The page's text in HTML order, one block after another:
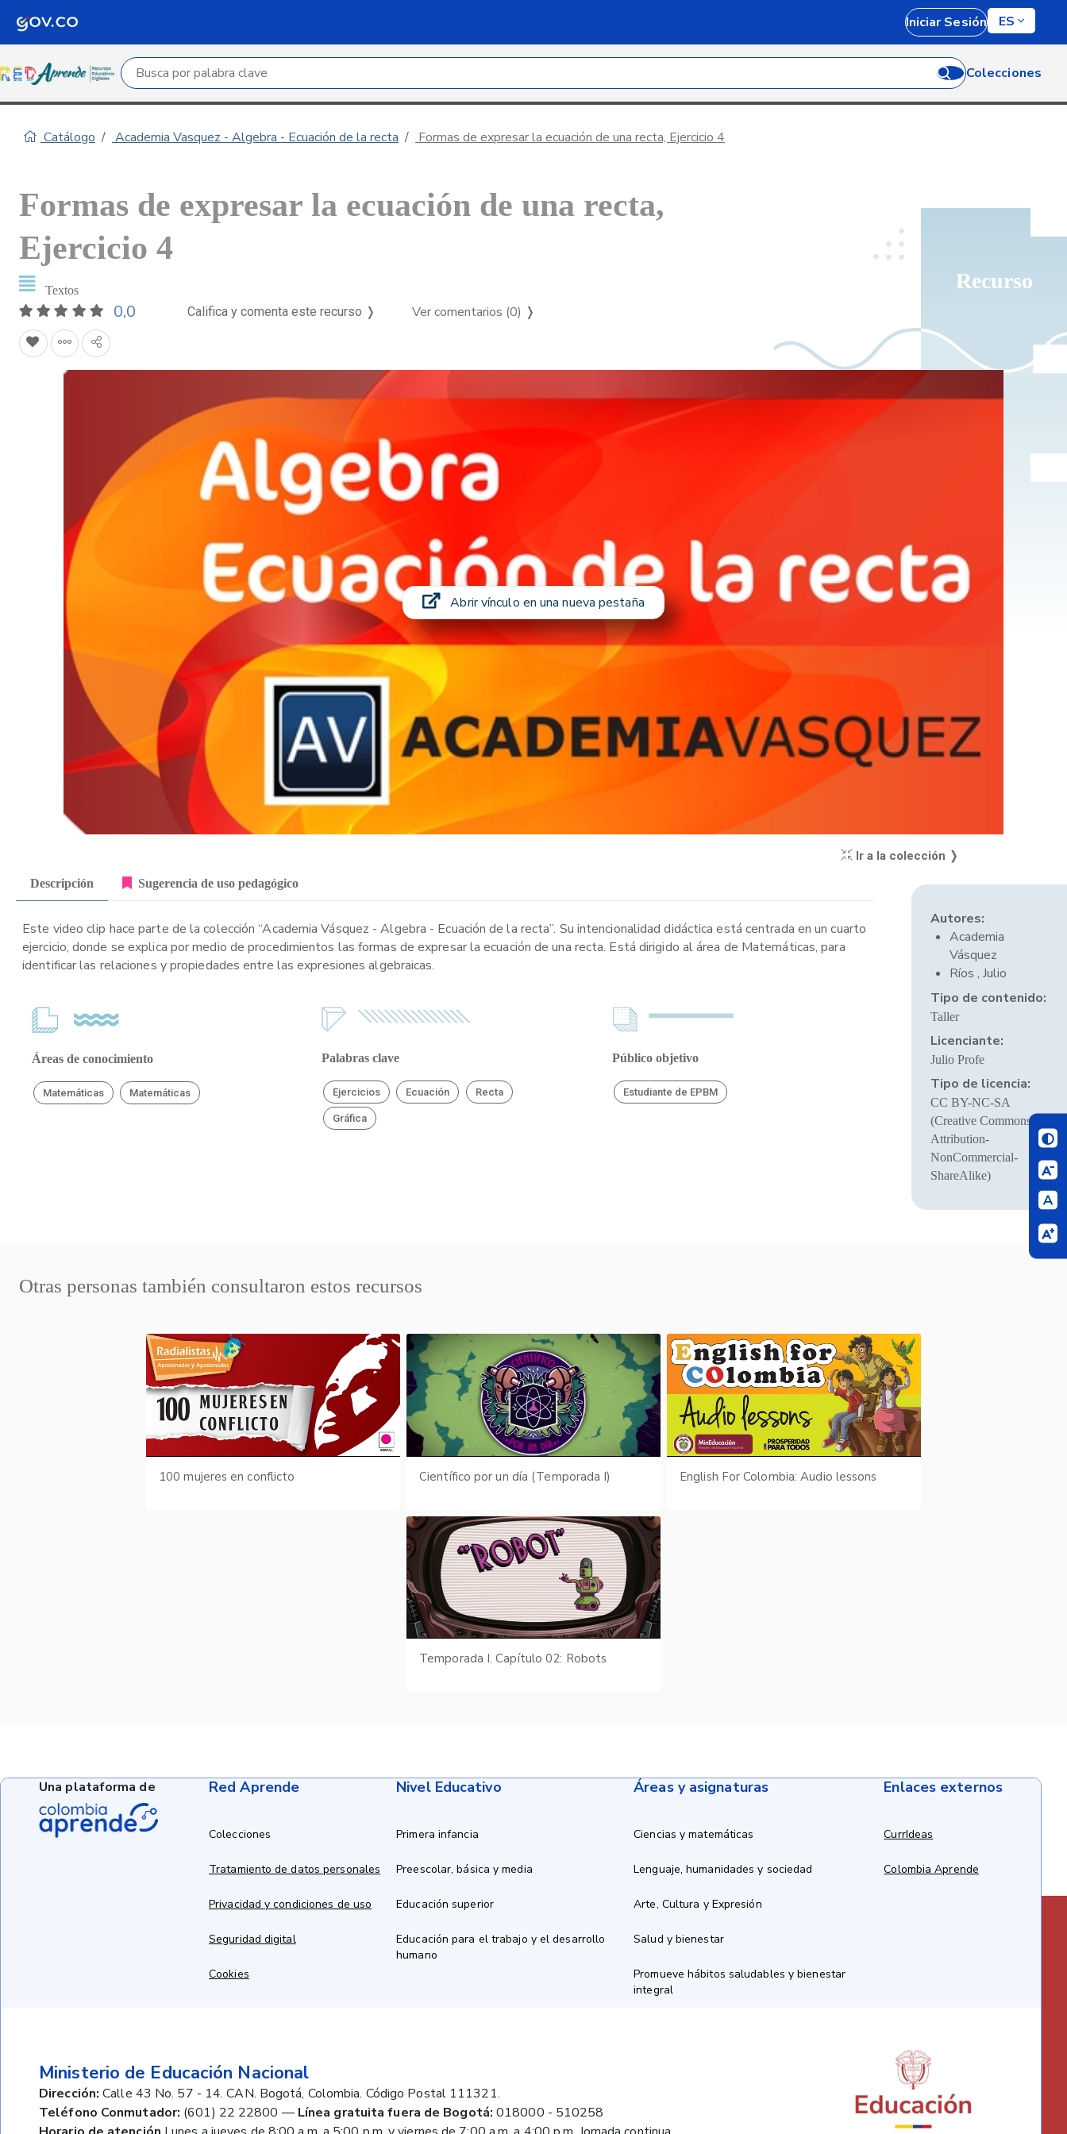
Iniciar Sesión ES
Campo de búsqueda por palabra clave Colecciones
Catálogo Academia Vasquez - Algebra - Ecuación de la recta Formas de expresar la ecuación de una recta, Ejercicio 4
Recurso
Formas de expresar la ecuación de una recta,
Ejercicio 4
Textos
0,0 Califica y comenta este recurso ❭ Ver comentarios (0) ❭
Abrir vínculo en una nueva pestaña
Ir a la colección ❭
Descripción Sugerencia de uso pedagógico
Este video clip hace parte de la colección “Academia Vásquez - Algebra - Ecuación de la recta”. Su intencionalidad didáctica está centrada en un cuarto
ejercicio, donde se explica por medio de procedimientos las formas de expresar la ecuación de una recta. Está dirigido al área de Matemáticas, para
identificar las relaciones y propiedades entre las expresiones algebraicas.
Áreas de conocimiento
Matemáticas Matemáticas
Palabras clave
Ejercicios Ecuación Recta
Gráfica
Público objetivo
Estudiante de EPBM
Autores:
Academia
Vásquez
Ríos , Julio
Tipo de contenido:
Taller
Licenciante:
Julio Profe
Tipo de licencia:
CC BY-NC-SA
(Creative Commons
Attribution-
NonCommercial-
ShareAlike)
Otras personas también consultaron estos recursos
100 mujeres en conflicto Científico por un día (Temporada I) English For Colombia: Audio lessons
Temporada I. Capítulo 02: Robots
Red Aprende
Colecciones
Tratamiento de datos personales
Privacidad y condiciones de uso
Seguridad digital
Cookies
Nivel Educativo
Primera infancia
Preescolar, básica y media
Educación superior
Educación para el trabajo y el desarrollo
humano
Áreas y asignaturas
Ciencias y matemáticas
Lenguaje, humanidades y sociedad
Arte, Cultura y Expresión
Salud y bienestar
Promueve hábitos saludables y bienestar
integral
Enlaces externos
CurrIdeas
Colombia Aprende
Ministerio de Educación Nacional
Dirección: Calle 43 No. 57 - 14. CAN. Bogotá, Colombia. Código Postal 111321.
Teléfono Conmutador: (601) 22 22800 — Línea gratuita fuera de Bogotá: 018000 - 510258
Una plataforma de